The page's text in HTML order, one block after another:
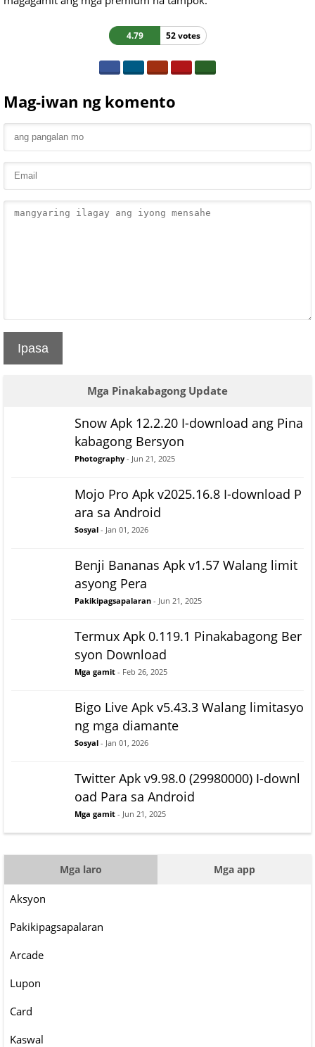
4.79 52 votes
Mag-iwan ng komento
Ipasa
Mga Pinakabagong Update
Snow Apk 12.2.20 I-download ang Pina
kabagong Bersyon
Photography - Jun 21, 2025
Mojo Pro Apk v2025.16.8 I-download P
ara sa Android
Sosyal - Jan 01, 2026
Benji Bananas Apk v1.57 Walang limit
asyong Pera
Pakikipagsapalaran - Jun 21, 2025
Termux Apk 0.119.1 Pinakabagong Ber
syon Download
Mga gamit - Feb 26, 2025
Bigo Live Apk v5.43.3 Walang limitasyo
ng mga diamante
Sosyal - Jan 01, 2026
Twitter Apk v9.98.0 (29980000) I-downl
oad Para sa Android
Mga gamit - Jun 21, 2025
Mga laro Mga app
Aksyon
Pakikipagsapalaran
Arcade
Lupon
Card
Kaswal